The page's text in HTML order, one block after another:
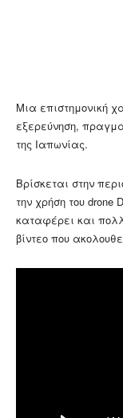
Μια επιστημονική
εξερεύνηση,
της Ιαπωνίας.
Βρίσκεται στην
την χρήση του drone
καταφέρει και
βίντεο που